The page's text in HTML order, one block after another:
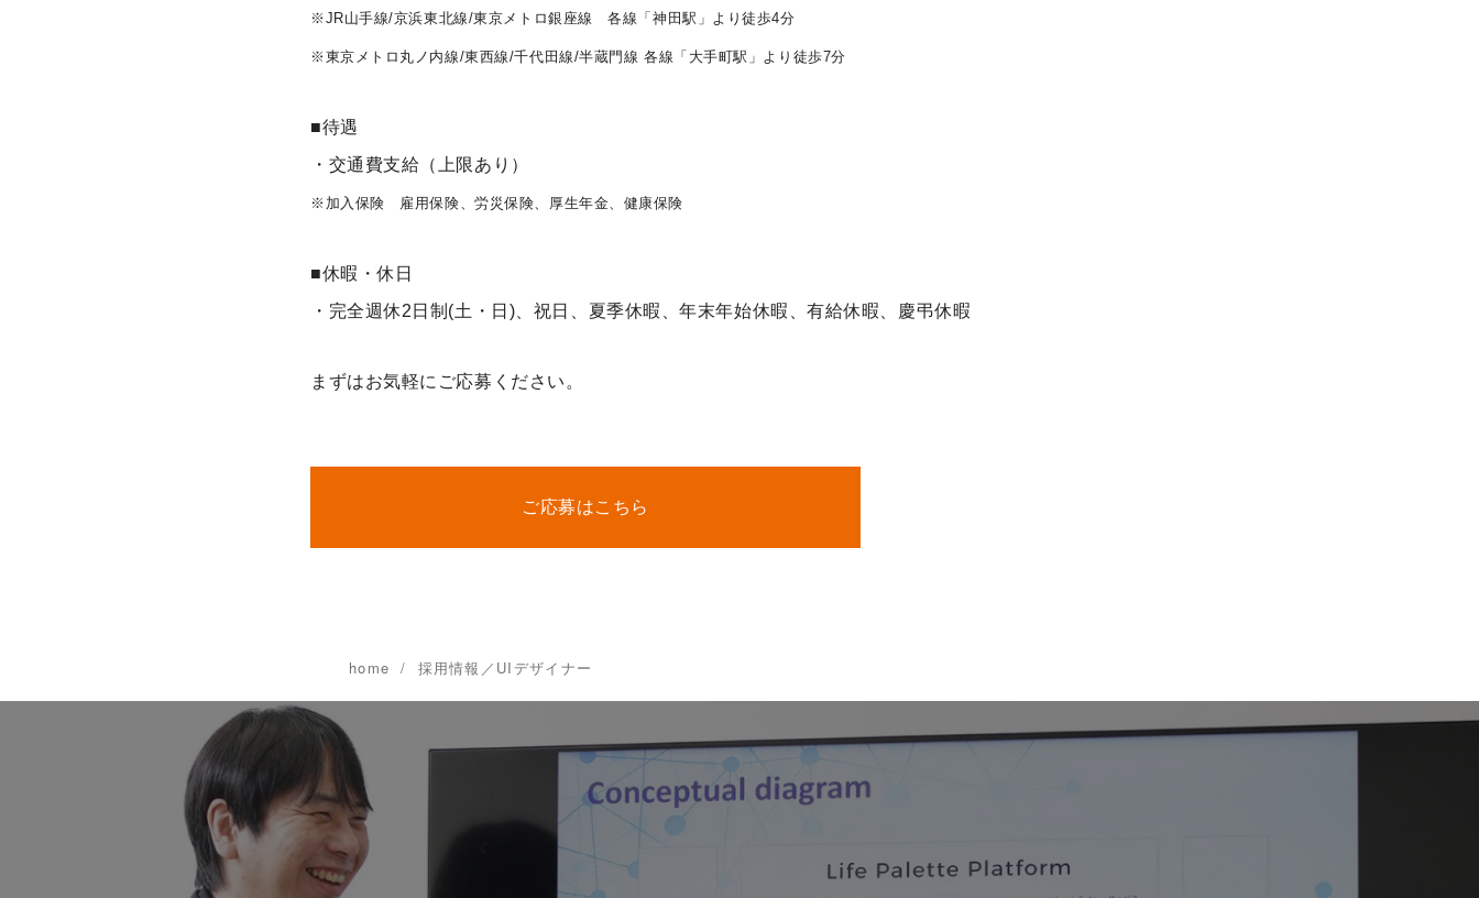
※JR山手線/京浜東北線/東京メトロ銀座線 各線「神田駅」より徒歩4分
※東京メトロ丸ノ内線/東西線/千代田線/半蔵門線 各線「大手町駅」より徒歩7分
■待遇
・交通費支給（上限あり）
※加入保険 雇用保険、労災保険、厚生年金、健康保険
■休暇・休日
・完全週休2日制(土・日)、祝日、夏季休暇、年末年始休暇、有給休暇、慶弔休暇
まずはお気軽にご応募ください。
ご応募はこちら
home 採用情報／UIデザイナー